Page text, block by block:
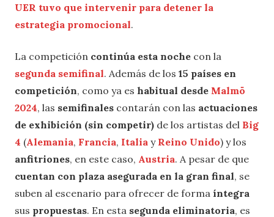
UER tuvo que intervenir para detener la
estrategia promocional.
La competición continúa esta noche con la
segunda semifinal. Además de los 15 países en
competición, como ya es habitual desde Malmö
2024, las semifinales contarán con las actuaciones
de exhibición (sin competir) de los artistas del Big
4 (Alemania, Francia, Italia y Reino Unido) y los
anfitriones, en este caso, Austria. A pesar de que
cuentan con plaza asegurada en la gran final, se
suben al escenario para ofrecer de forma íntegra
sus propuestas. En esta segunda eliminatoria, es